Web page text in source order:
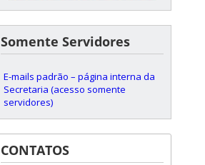
Somente Servidores
E-mails padrão – página interna da
Secretaria (acesso somente
servidores)
CONTATOS